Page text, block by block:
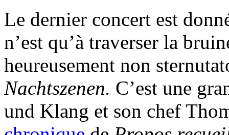
Le dernier concert est
n’est qu’à traverser la
heureusement non
Nachtszenen. C’est une
und Klang et son chef